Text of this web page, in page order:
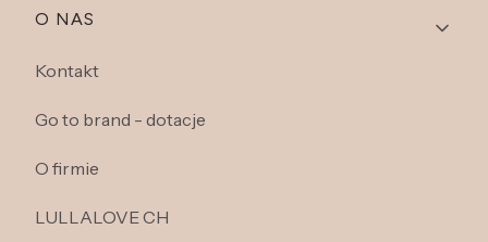
O NAS
Kontakt
Go to brand - dotacje
O firmie
LULLALOVE CH